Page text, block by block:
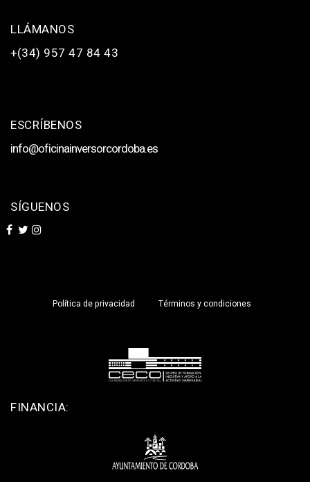
LLÁMANOS
+(34) 957 47 84 43
ESCRÍBENOS
info@oficinainversorcordoba.es
SÍGUENOS
Política de privacidad Términos y condiciones
FINANCIA: